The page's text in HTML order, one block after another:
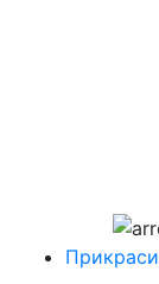
Прикраси